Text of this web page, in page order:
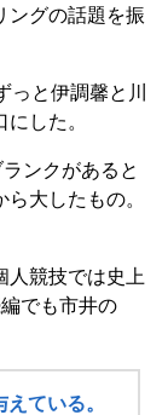
ングの話題を振
と伊調馨と川
した。
ンクがあると
大したもの。
競技では史上
でも市井の
ている。